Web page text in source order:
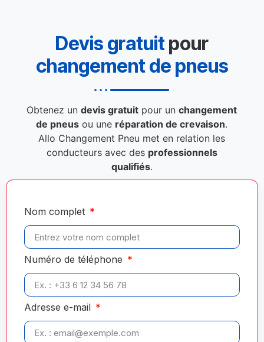
Devis gratuitpour
changement de pneus
Obtenez undevis gratuit pour unchangement
de pneus ou une réparation de crevaison.
Allo Changement Pneu met en relation les
conducteurs avec des professionnels
qualifiés.
Nom complet
Numéro de téléphone
Adresse e-mail